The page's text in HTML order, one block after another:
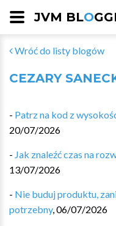
JVM BLO
Wróć do listy blogów
CEZARY
- Patrz na kod z
20/07/2026
- Jak znaleźć czas na
13/07/2026
- Nie buduj produktu,
potrzebny,06/07/2026